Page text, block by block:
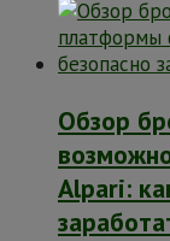
Обзор
Alpari: